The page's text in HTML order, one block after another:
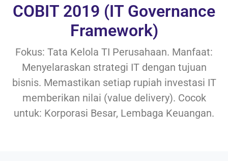
COBIT 2019 (IT Governance
Framework)
Fokus: Tata Kelola TI Perusahaan. Manfaat:
Menyelaraskan strategi IT dengan tujuan
bisnis. Memastikan setiap rupiah investasi IT
memberikan nilai (value delivery). Cocok
untuk: Korporasi Besar, Lembaga Keuangan.